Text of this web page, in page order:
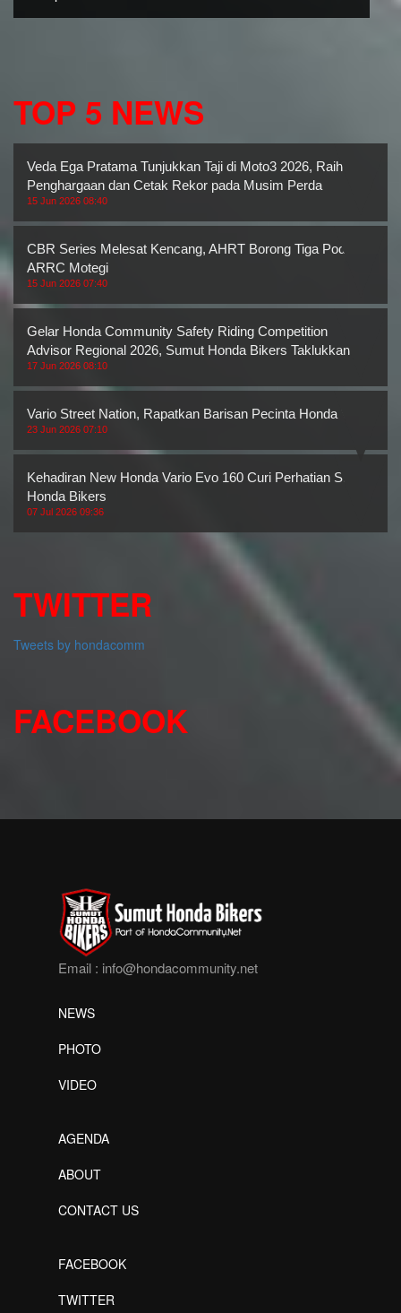
TOP 5 NEWS
Veda Ega Pratama Tunjukkan Taji di Moto3 2026, Raih Dua
Penghargaan dan Cetak Rekor pada Musim Perda
15 Jun 2026 08:40
CBR Series Melesat Kencang, AHRT Borong Tiga Podium
ARRC Motegi
15 Jun 2026 07:40
Gelar Honda Community Safety Riding Competition
Advisor Regional 2026, Sumut Honda Bikers Taklukkan
17 Jun 2026 08:10
Vario Street Nation, Rapatkan Barisan Pecinta Honda Vario
23 Jun 2026 07:10
Kehadiran New Honda Vario Evo 160 Curi Perhatian Sumut
Honda Bikers
07 Jul 2026 09:36
TWITTER
Tweets by hondacomm
FACEBOOK
Email : info@hondacommunity.net
NEWS
PHOTO
VIDEO
AGENDA
ABOUT
CONTACT US
FACEBOOK
TWITTER